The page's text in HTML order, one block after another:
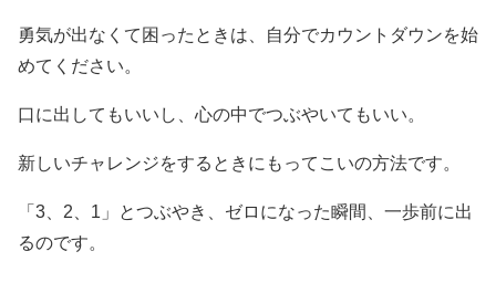
勇気が出なくて困ったときは、自分でカウントダウンを始
めてください。
口に出してもいいし、心の中でつぶやいてもいい。
新しいチャレンジをするときにもってこいの方法です。
「3、2、1」とつぶやき、ゼロになった瞬間、一歩前に出
るのです。